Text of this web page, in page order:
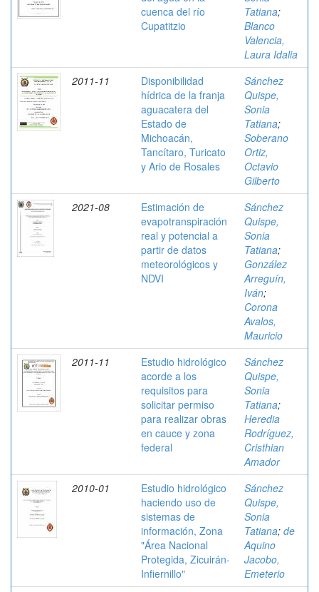
cuenca del río
Cupatitzio
Tatiana;
Blanco
Valencia,
Laura Idalia
2011-11
Disponibilidad
hídrica de la franja
aguacatera del
Estado de
Michoacán,
Tancítaro, Turicato
y Ario de Rosales
Sánchez
Quispe,
Sonia
Tatiana;
Soberano
Ortiz,
Octavio
Gilberto
2021-08
Estimación de
evapotranspiración
real y potencial a
partir de datos
meteorológicos y
NDVI
Sánchez
Quispe,
Sonia
Tatiana;
González
Arreguín,
Iván;
Corona
Avalos,
Mauricio
2011-11
Estudio hidrológico
acorde a los
requisitos para
solicitar permiso
para realizar obras
en cauce y zona
federal
Sánchez
Quispe,
Sonia
Tatiana;
Heredia
Rodríguez,
Cristhian
Amador
2010-01
Estudio hidrológico
haciendo uso de
sistemas de
información, Zona
"Área Nacional
Protegida, Zicuirán-
Infiernillo"
Sánchez
Quispe,
Sonia
Tatiana; de
Aquino
Jacobo,
Emeterio